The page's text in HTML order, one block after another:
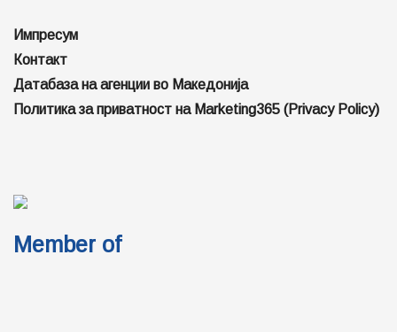
Импресум
Контакт
Датабаза на агенции во Македонија
Политика за приватност на Marketing365 (Privacy Policy)
Member of